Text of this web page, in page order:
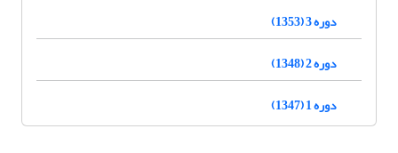
دوره 3 (1353)
دوره 2 (1348)
دوره 1 (1347)